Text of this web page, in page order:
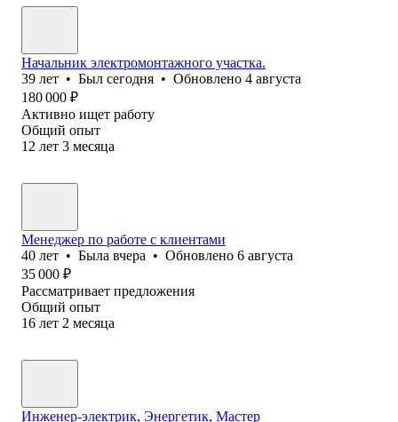
Начальник электромонтажного участка.
39 лет • Был сегодня • Обновлено 4 августа
180 000 ₽
Активно ищет работу
Общий опыт
12 лет 3 месяца
Менеджер по работе с клиентами
40 лет • Была вчера • Обновлено 6 августа
35 000 ₽
Рассматривает предложения
Общий опыт
16 лет 2 месяца
Инженер-электрик, Энергетик, Мастер